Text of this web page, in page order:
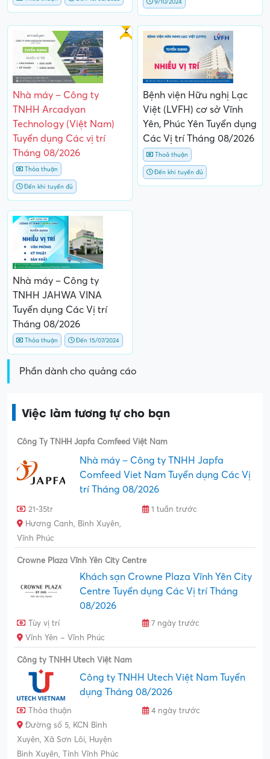
9/10/2024
Gấp
Nhà máy – Công ty
TNHH Arcadyan
Technology (Việt Nam)
Tuyển dụng Các vị trí
Tháng 08/2026
Thỏa thuận
Đến khi tuyển đủ
Bệnh viện Hữu nghị Lạc
Việt (LVFH) cơ sở Vĩnh
Yên, Phúc Yên Tuyển dụng
Các Vị trí Tháng 08/2026
Thoả thuận
Đến khi tuyển đủ
Nhà máy – Công ty
TNHH JAHWA VINA
Tuyển dụng Các Vị trí
Tháng 08/2026
Thỏa thuận Đến 15/07/2024
Phần dành cho quảng cáo
Việc làm tương tự cho bạn
Công Ty TNHH Japfa Comfeed Việt Nam
Nhà máy – Công ty TNHH Japfa
Comfeed Viet Nam Tuyển dụng Các Vị
trí Tháng 08/2026
21-35tr
1 tuần trước
Hương Canh, Bình Xuyên,
Vĩnh Phúc
Crowne Plaza Vĩnh Yên City Centre
Khách sạn Crowne Plaza Vĩnh Yên City
Centre Tuyển dụng Các Vị trí Tháng
08/2026
Tùy vị trí
7 ngày trước
Vĩnh Yên – Vĩnh Phúc
Công ty TNHH Utech Việt Nam
Công ty TNHH Utech Việt Nam Tuyển
dụng Tháng 08/2026
Thỏa thuận
4 ngày trước
Đường số 5, KCN Bình
Xuyên, Xã Sơn Lôi, Huyện
Bình Xuyên, Tỉnh Vĩnh Phúc